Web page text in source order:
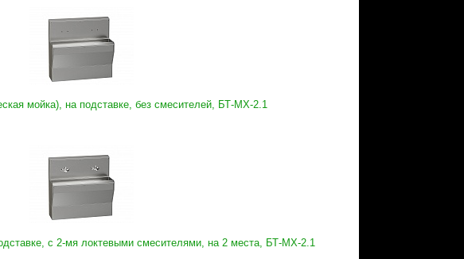
мойка), на подставке, без смесителей, БТ-МХ-2.1
с 2-мя локтевыми смесителями, на 2 места, БТ-МХ-2.1